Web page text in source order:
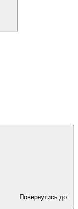
Повернутись до